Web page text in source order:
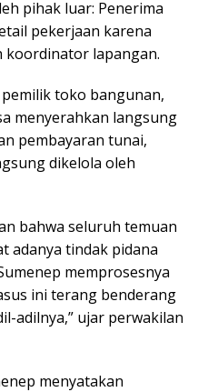
pihak luar: Penerima
pekerjaan karena
koordinator lapangan.
toko bangunan,
menyerahkan langsung
pembayaran tunai,
dikelola oleh
bahwa seluruh temuan
adanya tindak pidana
memprosesnya
ini terang benderang
adilnya,” ujar perwakilan
menyatakan